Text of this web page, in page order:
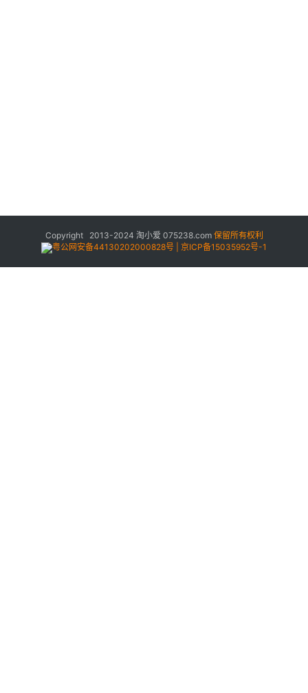
Copyright 2013-2024 淘小爱 075238.com 保留所有权利
粤公网安备44130202000828号 | 京ICP备15035952号-1